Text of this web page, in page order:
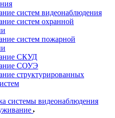
систем видеонаблюдения
систем охранной
систем пожарной
СКУД
СОУЭ
структурированных
системы видеонаблюдения